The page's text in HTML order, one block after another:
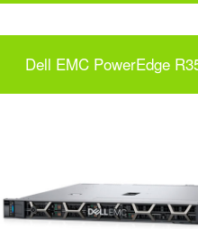
Dell EMC PowerEdge